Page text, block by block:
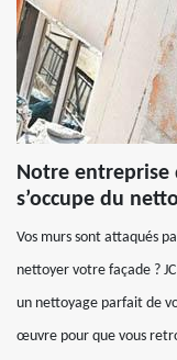
Notre entreprise
s’occupe du
Vos murs sont attaqués
nettoyer votre façade ?
un nettoyage parfait de
œuvre pour que vous